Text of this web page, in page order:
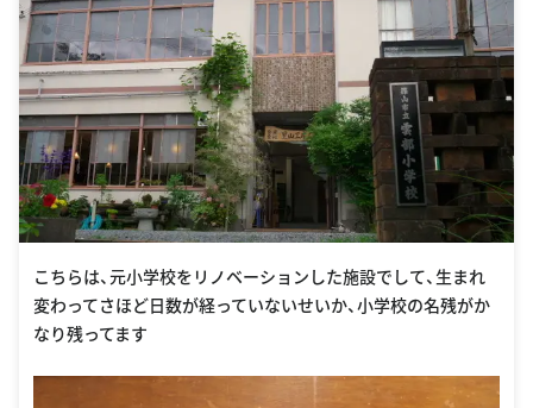
こちらは、元小学校をリノベーションした施設でして、生まれ
変わってさほど日数が経っていないせいか、小学校の名残がか
なり残ってます